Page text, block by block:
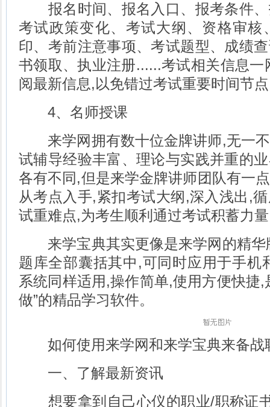
报名时间、报名入口、报考条件、
考试政策变化、考试大纲、资格审核
印、考前注意事项、考试题型、成绩
书领取、执业注册......考试相关信息
阅最新信息,以免错过考试重要时间节
4、名师授课
来学网拥有数十位金牌讲师,无一不
试辅导经验丰富、理论与实践并重的
各有不同,但是来学金牌讲师团队有一
从考点入手,紧扣考试大纲,深入浅出,
试重难点,为考生顺利通过考试积蓄力
来学宝典其实更像是来学网的精华
题库全部囊括其中,可同时应用于手机
系统同样适用,操作简单,使用方便快捷,
做”的精品学习软件。
如何使用来学网和来学宝典来备战
一、了解最新资讯
想要拿到自己心仪的职业/职称证